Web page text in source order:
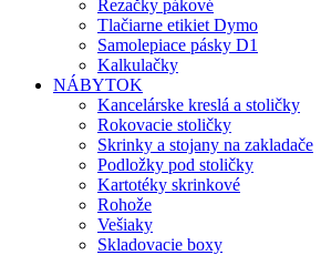
Rezačky pákové
Tlačiarne etikiet Dymo
Samolepiace pásky D1
Kalkulačky
NÁBYTOK
Kancelárske kreslá a stoličky
Rokovacie stoličky
Skrinky a stojany na zakladače
Podložky pod stoličky
Kartotéky skrinkové
Rohože
Vešiaky
Skladovacie boxy